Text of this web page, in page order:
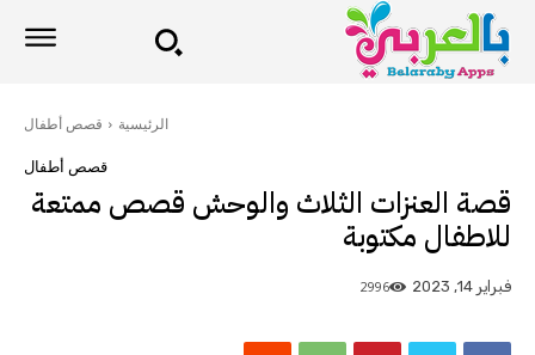
الرئيسية قصص أطفال
قصص أطفال
قصة العنزات الثلاث والوحش قصص ممتعة
للاطفال مكتوبة
فبراير 14, 2023 2996